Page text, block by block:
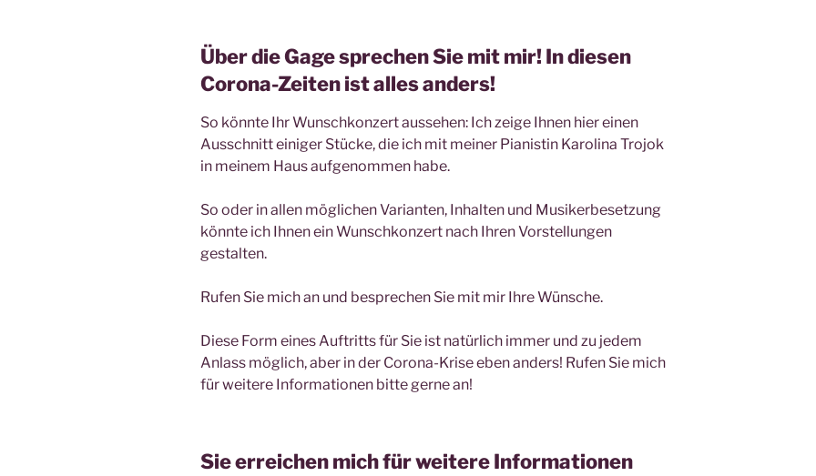
Über die Gage sprechen Sie mit mir! In diesen
Corona-Zeiten ist alles anders!
So könnte Ihr Wunschkonzert aussehen: Ich zeige Ihnen hier einen
Ausschnitt einiger Stücke, die ich mit meiner Pianistin Karolina Trojok
in meinem Haus aufgenommen habe.
So oder in allen möglichen Varianten, Inhalten und Musikerbesetzung
könnte ich Ihnen ein Wunschkonzert nach Ihren Vorstellungen
gestalten.
Rufen Sie mich an und besprechen Sie mit mir Ihre Wünsche.
Diese Form eines Auftritts für Sie ist natürlich immer und zu jedem
Anlass möglich, aber in der Corona-Krise eben anders! Rufen Sie mich
für weitere Informationen bitte gerne an!
Sie erreichen mich für weitere Informationen